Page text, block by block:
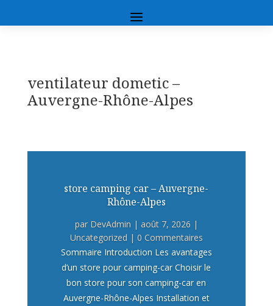
ventilateur dometic –
Auvergne-Rhône-Alpes
store camping car – Auvergne-
Rhône-Alpes
par DevAdmin | août 7, 2026 |
Uncategorized | 0 Commentaires
Sommaire Introduction Les avantages
d’un store pour camping-car Choisir le
bon store pour son camping-car en
Auvergne-Rhône-Alpes Installation et